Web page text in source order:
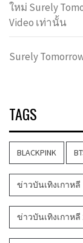
ใหม่ Surely
Video เท่านั้น
Surely
TAGS
BLACKPINK
ข่าวบันเทิงเกาหลี
ข่าวบันเทิงเกาหลี